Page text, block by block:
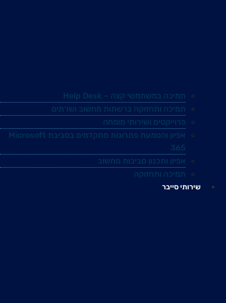
תמיכה במשתמשי קצה – Help Desk
תמיכה ותחזוקה ברשתות מחשוב ושרתים
פרוייקטים ושירותי מומחה
אפיון והטמעת פתרונות מתקדמים בסביבת Microsoft
365
אפיון ותכנון סביבות מחשוב
תמיכה ותחזוקה
שירותי סייבר